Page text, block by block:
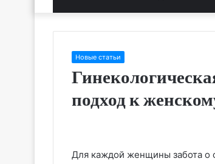
Новые статьи
подход к
Для каждой женщины забота о